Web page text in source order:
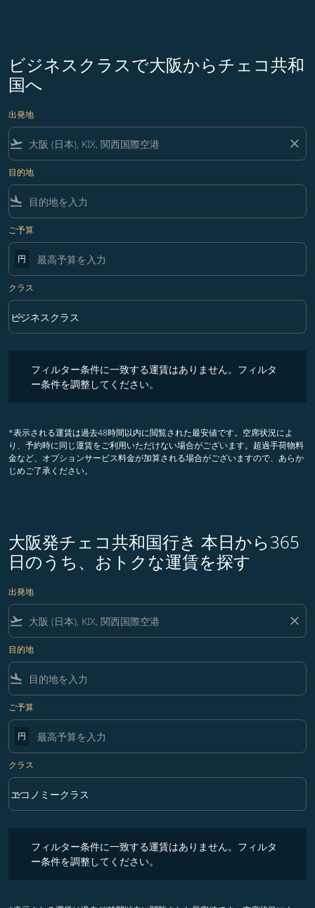
ビジネスクラスで大阪からチェコ共和
国へ
出発地
flight_takeoff close
目的地
flight_land
ご予算
円
クラス
クラス option ビジネスクラス Selected
ビジネスクラス
keyboard_arrow_down
フィルター条件に一致する運賃はありません。フィルタ
ー条件を調整してください。
*表示される運賃は過去48時間以内に閲覧された最安値です。空席状況によ
り、予約時に同じ運賃をご利用いただけない場合がございます。超過手荷物料
金など、オプションサービス料金が加算される場合がございますので、あらか
じめご了承ください。
大阪発チェコ共和国行き 本日から365
日のうち、おトクな運賃を探す
出発地
flight_takeoff close
目的地
flight_land
ご予算
円
クラス
クラス option エコノミークラス Selected
エコノミークラス
keyboard_arrow_down
フィルター条件に一致する運賃はありません。フィルタ
ー条件を調整してください。